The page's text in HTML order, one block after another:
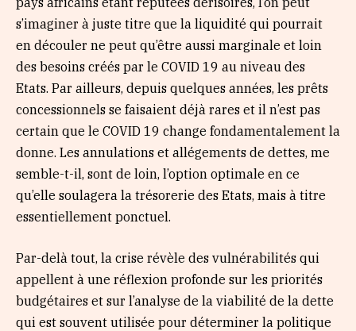
s’imaginer à juste titre que la liquidité qui pourrait
en découler ne peut qu’être aussi marginale et loin
des besoins créés par le COVID 19 au niveau des
Etats. Par ailleurs, depuis quelques années, les prêts
concessionnels se faisaient déjà rares et il n’est pas
certain que le COVID 19 change fondamentalement la
donne. Les annulations et allégements de dettes, me
semble-t-il, sont de loin, l’option optimale en ce
qu’elle soulagera la trésorerie des Etats, mais à titre
essentiellement ponctuel.
Par-delà tout, la crise révèle des vulnérabilités qui
appellent à une réflexion profonde sur les priorités
budgétaires et sur l’analyse de la viabilité de la dette
qui est souvent utilisée pour déterminer la politique